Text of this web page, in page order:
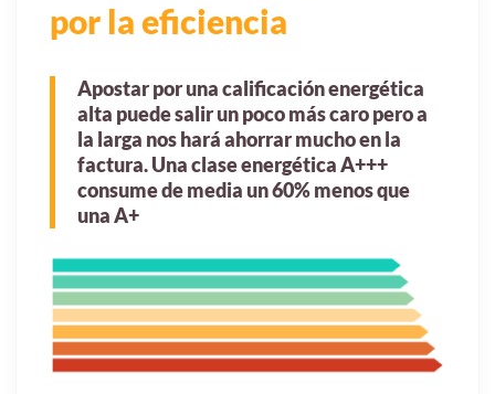
por la eficiencia
Apostar por una calificación energética
alta puede salir un poco más caro pero a
la larga nos hará ahorrar mucho en la
factura. Una clase energética A+++
consume de media un 60% menos que
una A+